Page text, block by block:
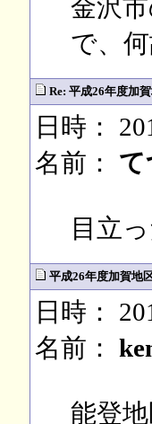
金沢
で、
Re: 平成26年度加
日時：
名前： て
目立
平成26年度加賀地
日時：
名前：
能登地